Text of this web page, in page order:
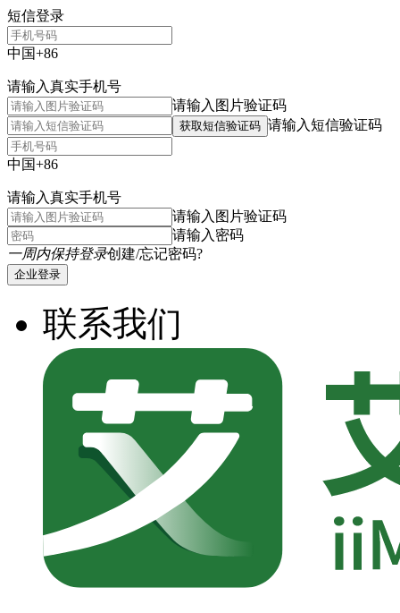
短信登录
中国+86
请输入真实手机号
请输入图片验证码
获取短信验证码 请输入短信验证码
中国+86
请输入真实手机号
请输入图片验证码
请输入密码
一周内保持登录创建/忘记密码?
企业登录
联系我们